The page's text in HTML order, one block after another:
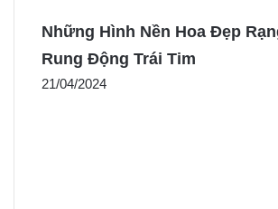
Những Hình Nền Hoa Đẹp
Rung Động Trái Tim
21/04/2024